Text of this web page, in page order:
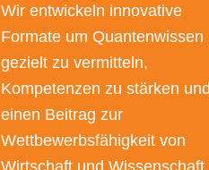
Wir entwickeln innovative
Formate um Quantenwissen
gezielt zu vermitteln,
Kompetenzen zu stärken und
einen Beitrag zur
Wettbewerbsfähigkeit von
Wirtschaft und Wissenschaft